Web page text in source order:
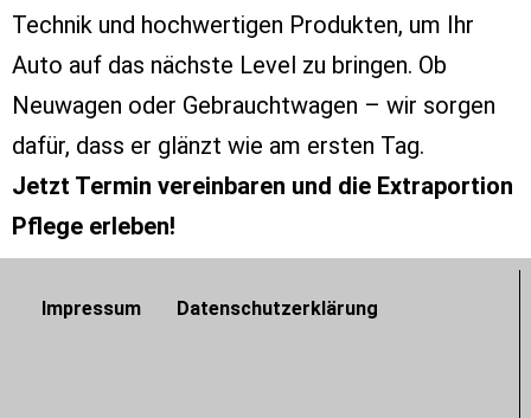
Technik und hochwertigen Produkten, um Ihr
Auto auf das nächste Level zu bringen. Ob
Neuwagen oder Gebrauchtwagen – wir sorgen
dafür, dass er glänzt wie am ersten Tag.
Jetzt Termin vereinbaren und die Extraportion
Pflege erleben!
Impressum Datenschutzerklärung